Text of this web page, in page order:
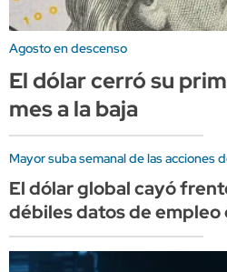
Agosto en descenso
El dólar cerró su
mes a la baja
Mayor suba semanal de las acciones
El dólar global cayó
débiles datos de empleo